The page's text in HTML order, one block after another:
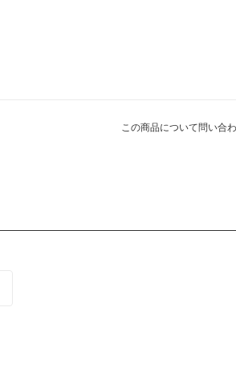
この商品について問い合